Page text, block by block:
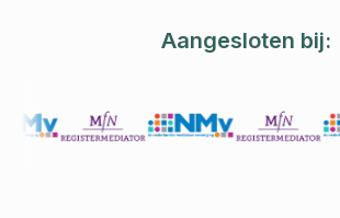
Aangesloten bij: